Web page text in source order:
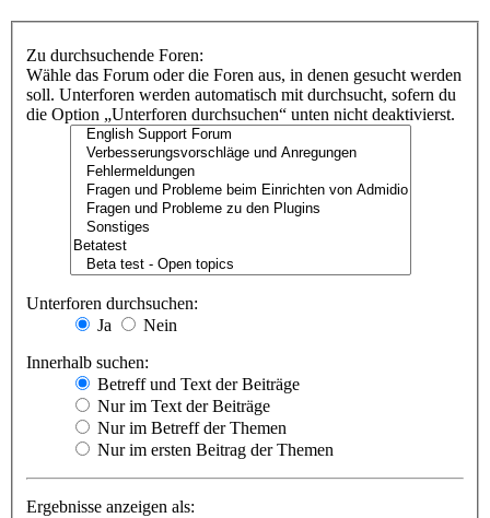
Zu durchsuchende Foren:
Wähle das Forum oder die Foren aus, in denen gesucht werden
soll. Unterforen werden automatisch mit durchsucht, sofern du
die Option „Unterforen durchsuchen“ unten nicht deaktivierst.
Unterforen durchsuchen:
Ja
Nein
Innerhalb suchen:
Betreff und Text der Beiträge
Nur im Text der Beiträge
Nur im Betreff der Themen
Nur im ersten Beitrag der Themen
Ergebnisse anzeigen als: